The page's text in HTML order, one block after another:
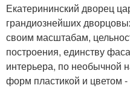
Екатерининский дворец
грандиознейших
своим масштабам,
построения, единству
интерьера, по необычной
форм пластикой и цветом